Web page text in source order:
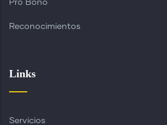
Pro Bono
Reconocimientos
Links
Servicios